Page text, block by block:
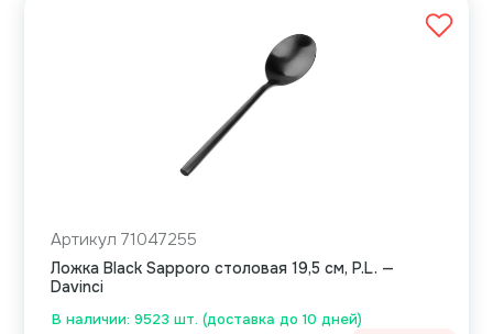
В наличии: 9523 шт. (доставка до 10 дней)
Артикул 71047255
Ложка Black Sapporo столовая 19,5 см, P.L. —
Davinci